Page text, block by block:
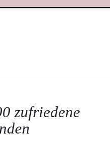
zufriedene